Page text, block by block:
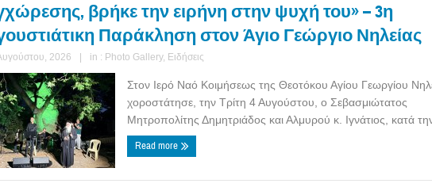
βρήκε την ειρήνη στην ψυχή του» – 3η
Παράκληση στον Άγιο Γεώργιο Νηλείας
2026 in : Photo Gallery, Ειδήσεις
Στον Ιερό Ναό Κοιμήσεως της Θεοτόκου Αγίου Γεωργίου
χοροστάτησε, την Τρίτη 4 Αυγούστου, ο Σεβασμιώτατος
Μητροπολίτης Δημητριάδος και Αλμυρού κ. Ιγνάτιος, κατά
Read more